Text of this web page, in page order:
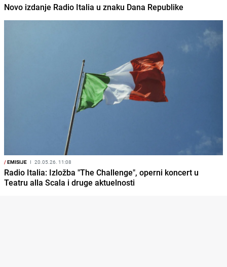
Novo izdanje Radio Italia u znaku Dana Republike
/EMISIJE I 20.05.26. 11:08
Radio Italia: Izložba "The Challenge", operni koncert u
Teatru alla Scala i druge aktuelnosti